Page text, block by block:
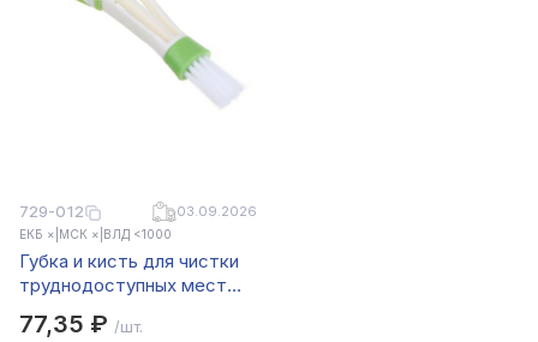
729-012 03.09.2026
ЕКБ × МСК × ВЛД <1000
Губка и кисть для чистки
труднодоступных мест
77,35 ₽ /шт.